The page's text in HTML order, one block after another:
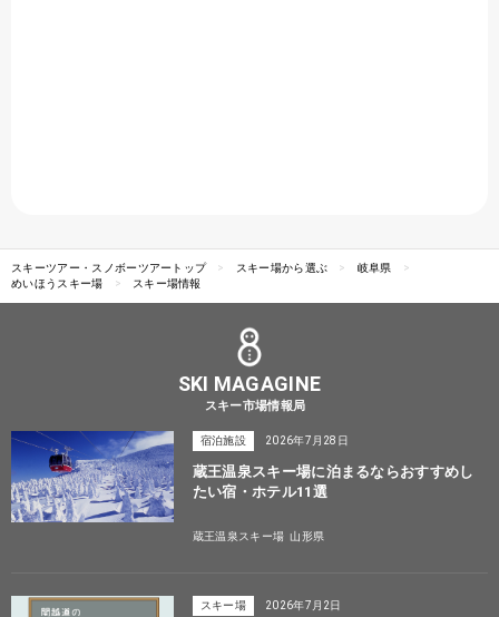
スキーツアー・スノボーツアートップ スキー場から選ぶ
岐阜県
めいほうスキー場
スキー場情報
SKI MAGAGINE
スキー市場情報局
宿泊施設 2026年7月28日
蔵王温泉スキー場に泊まるならおすすめし
たい宿・ホテル11選
蔵王温泉スキー場 山形県
スキー場 2026年7月2日